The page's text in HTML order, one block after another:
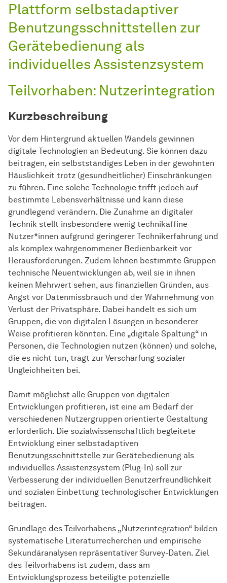
Plattform selbstadaptiver
Benutzungs­schnitt­stellen zur
Gerätebedienung als
individuelles Assistenzsystem
Teilvorhaben: Nutzerintegration
Kurzbeschreibung
Vor dem Hintergrund aktuellen Wandels gewinnen
digitale Technologien an Bedeutung. Sie können dazu
beitragen, ein selbstständiges Leben in der gewohnten
Häuslichkeit trotz (gesundheitlicher) Einschränkungen
zu führen. Eine solche Technologie trifft jedoch auf
bestimmte Lebensverhältnisse und kann diese
grundlegend verändern. Die Zunahme an digitaler
Technik stellt insbesondere wenig technikaffine
Nutzer*innen aufgrund geringerer Technikerfahrung und
als komplex wahrgenommener Bedienbarkeit vor
Herausforderungen. Zudem lehnen bestimmte Gruppen
technische Neuentwicklungen ab, weil sie in ihnen
keinen Mehrwert sehen, aus finanziellen Gründen, aus
Angst vor Datenmissbrauch und der Wahrnehmung von
Verlust der Privatsphäre. Dabei handelt es sich um
Gruppen, die von digitalen Lösungen in besonderer
Weise profitieren könnten. Eine „digitale Spaltung“ in
Personen, die Technologien nutzen (können) und solche,
die es nicht tun, trägt zur Verschärfung sozialer
Ungleichheiten bei.
Damit möglichst alle Gruppen von digitalen
Entwicklungen profitieren, ist eine am Bedarf der
verschiedenen Nutzergruppen orientierte Gestaltung
erforderlich. Die sozialwissenschaftlich begleitete
Entwicklung einer selbstadaptiven
Benutzungsschnittstelle zur Gerätebedienung als
individuelles Assistenzsystem (Plug-In) soll zur
Verbesserung der individuellen Benutzerfreundlichkeit
und sozialen Einbettung technologischer Entwicklungen
beitragen.
Grundlage des Teilvorhabens „Nutzerintegration“ bilden
systematische Literaturrecherchen und empirische
Sekundäranalysen repräsentativer Survey-Daten. Ziel
des Teilvorhabens ist zudem, dass am
Entwicklungsprozess beteiligte potenzielle